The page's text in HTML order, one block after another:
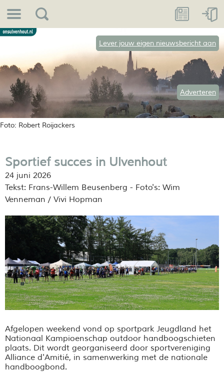
Foto: Robert Roijackers
Lever jouw eigen nieuwsbericht aan
Adverteren
Sportief succes in Ulvenhout
24 juni 2026
Tekst: Frans-Willem Beusenberg - Foto's: Wim
Venneman / Vivi Hopman
Afgelopen weekend vond op sportpark Jeugdland het
Nationaal Kampioenschap outdoor handboogschieten
plaats. Dit wordt georganiseerd door sportvereniging
Alliance d'Amitié, in samenwerking met de nationale
handboogbond.